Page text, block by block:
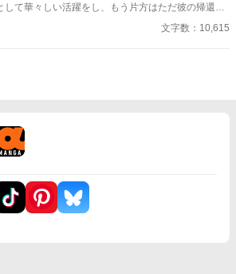
して華々しい活躍をし、もう片方はただ彼の帰還を
ずスラム暮らしの存在となる。 これは何も持たない
者の帰りを待つ日常を描いた作品です。 無自覚両片
文字数：10,615